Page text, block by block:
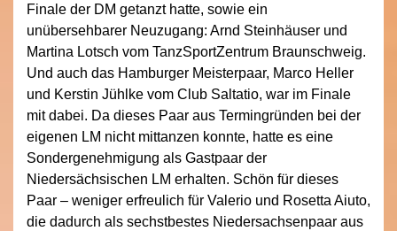
Finale der DM getanzt hatte, sowie ein
unübersehbarer Neuzugang: Arnd Steinhäuser und
Martina Lotsch vom TanzSportZentrum Braunschweig.
Und auch das Hamburger Meisterpaar, Marco Heller
und Kerstin Jühlke vom Club Saltatio, war im Finale
mit dabei. Da dieses Paar aus Termingründen bei der
eigenen LM nicht mittanzen konnte, hatte es eine
Sondergenehmigung als Gastpaar der
Niedersächsischen LM erhalten. Schön für dieses
Paar – weniger erfreulich für Valerio und Rosetta Aiuto,
die dadurch als sechstbestes Niedersachsenpaar aus